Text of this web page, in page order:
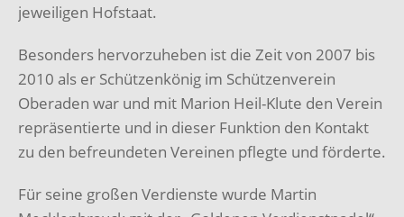
jeweiligen Hofstaat.
Besonders hervorzuheben ist die Zeit von 2007 bis
2010 als er Schützenkönig im Schützenverein
Oberaden war und mit Marion Heil-Klute den Verein
repräsentierte und in dieser Funktion den Kontakt
zu den befreundeten Vereinen pflegte und förderte.
Für seine großen Verdienste wurde Martin